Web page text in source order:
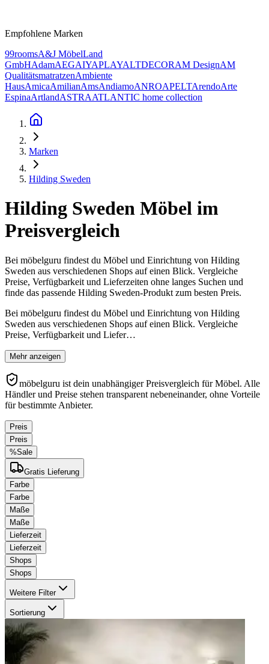
Empfohlene Marken
99roomsA&J MöbelLand
GmbHAdamAEGAIYAPLAYALTDECORAM DesignAM
QualitätsmatratzenAmbiente
HausAmicaAmilianAmsAndiamoANROAPELTArendoArte
EspinaArtlandASTRAATLANTIC home collection
Marken
Hilding Sweden
Hilding Sweden Möbel im
Preisvergleich
Bei möbelguru findest du Möbel und Einrichtung von Hilding
Sweden aus verschiedenen Shops auf einen Blick. Vergleiche
Preise, Verfügbarkeit und Lieferzeiten ohne langes Suchen und
finde das passende Hilding Sweden-Produkt zum besten Preis.
Bei möbelguru findest du Möbel und Einrichtung von Hilding
Sweden aus verschiedenen Shops auf einen Blick. Vergleiche
Preise, Verfügbarkeit und Liefer…
Mehr anzeigen
möbelguru ist dein unabhängiger Preisvergleich für Möbel. Alle
Händler und Preise stehen transparent nebeneinander, ohne Vorteile
für bestimmte Anbieter.
Preis
Preis
%Sale
Gratis Lieferung
Farbe
Farbe
Maße
Maße
Lieferzeit
Lieferzeit
Shops
Shops
Weitere Filter
Sortierung